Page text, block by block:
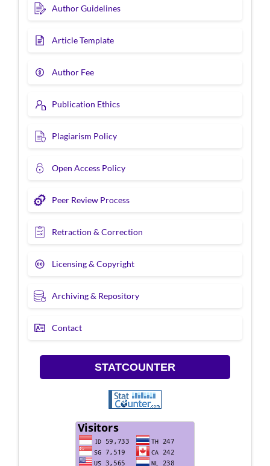
Author Guidelines
Article Template
Author Fee
Publication Ethics
Plagiarism Policy
Open Access Policy
Peer Review Process
Retraction & Correction
Licensing & Copyright
Archiving & Repository
Contact
STATCOUNTER